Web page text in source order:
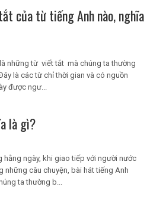
của từ tiếng Anh nào, nghĩa
là những từ viết tắt mà chúng ta thường
là các từ chỉ thời gian và có nguồn
được ngư...
là gì?
hằng ngày, khi giao tiếp với người nước
những câu chuyện, bài hát tiếng Anh
ta thường b...